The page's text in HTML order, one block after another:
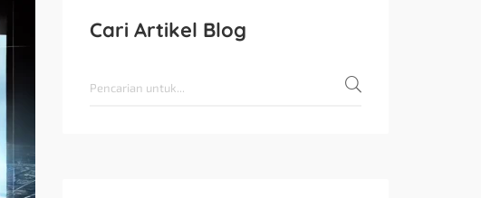
Cari Artikel Blog